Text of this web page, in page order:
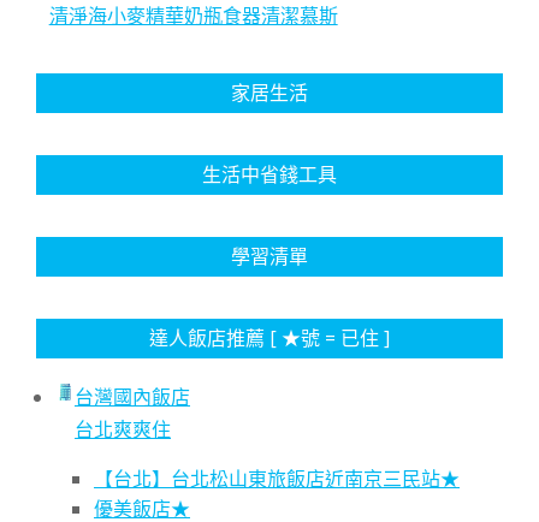
清淨海小麥精華奶瓶食器清潔慕斯
家居生活
生活中省錢工具
學習清單
達人飯店推薦 [ ★號 = 已住 ]
台灣國內飯店
台北爽爽住
【台北】台北松山東旅飯店近南京三民站★
優美飯店★